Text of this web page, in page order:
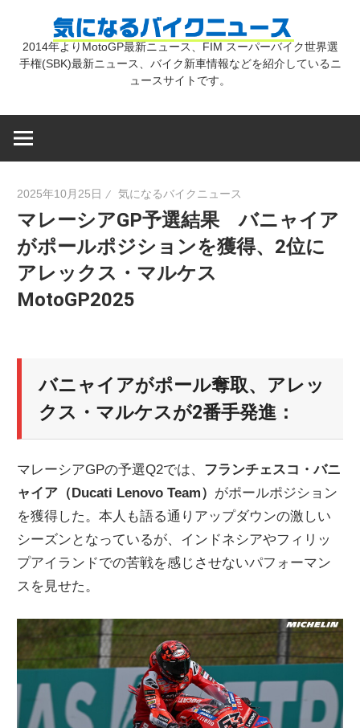
気
バ
ニ
ュ
ー
ス
2014年よりMotoGP最新ニュース、FIM スーパーバイク世界選
手権(SBK)最新ニュース、バイク新車情報などを紹介しているニ
ュースサイトです。
2025年10月25日 気になるバイクニュース
マレーシアGP予選結果 バニャイア
がポールポジションを獲得、2位に
アレックス・マルケス
MotoGP2025
バニャイアがポール奪取、アレッ
クス・マルケスが2番手発進：
マレーシアGPの予選Q2では、 フランチェスコ・バニ
ャイア（Ducati Lenovo Team） がポールポジション
を獲得した。本人も語る通りアップダウンの激しい
シーズンとなっているが、インドネシアやフィリッ
プアイランドでの苦戦を感じさせないパフォーマン
スを見せた。